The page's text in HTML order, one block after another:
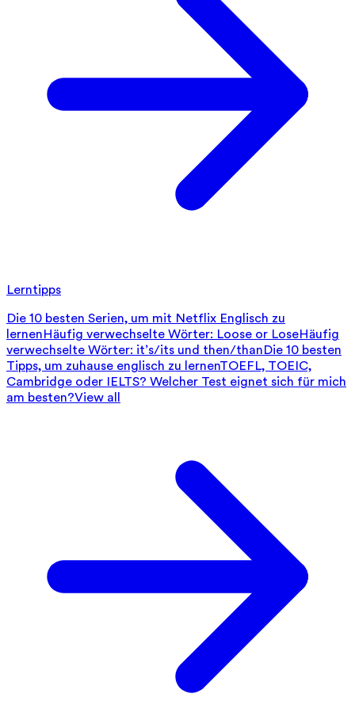
Lerntipps
Die 10 besten Serien, um mit Netflix Englisch zu
lernenHäufig verwechselte Wörter: Loose or LoseHäufig
verwechselte Wörter: it’s/its und then/thanDie 10 besten
Tipps, um zuhause englisch zu lernenTOEFL, TOEIC,
Cambridge oder IELTS? Welcher Test eignet sich für mich
am besten?View all